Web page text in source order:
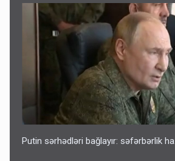
Putin sərhədləri bağlayır: səfərbərlik